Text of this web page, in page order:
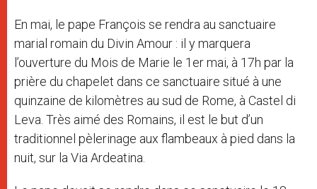
En mai, le pape François se rendra au sanctuaire
marial romain du Divin Amour : il y marquera
l’ouverture du Mois de Marie le 1er mai, à 17h par la
prière du chapelet dans ce sanctuaire situé à une
quinzaine de kilomètres au sud de Rome, à Castel di
Leva. Très aimé des Romains, il est le but d’un
traditionnel pèlerinage aux flambeaux à pied dans la
nuit, sur la Via Ardeatina.